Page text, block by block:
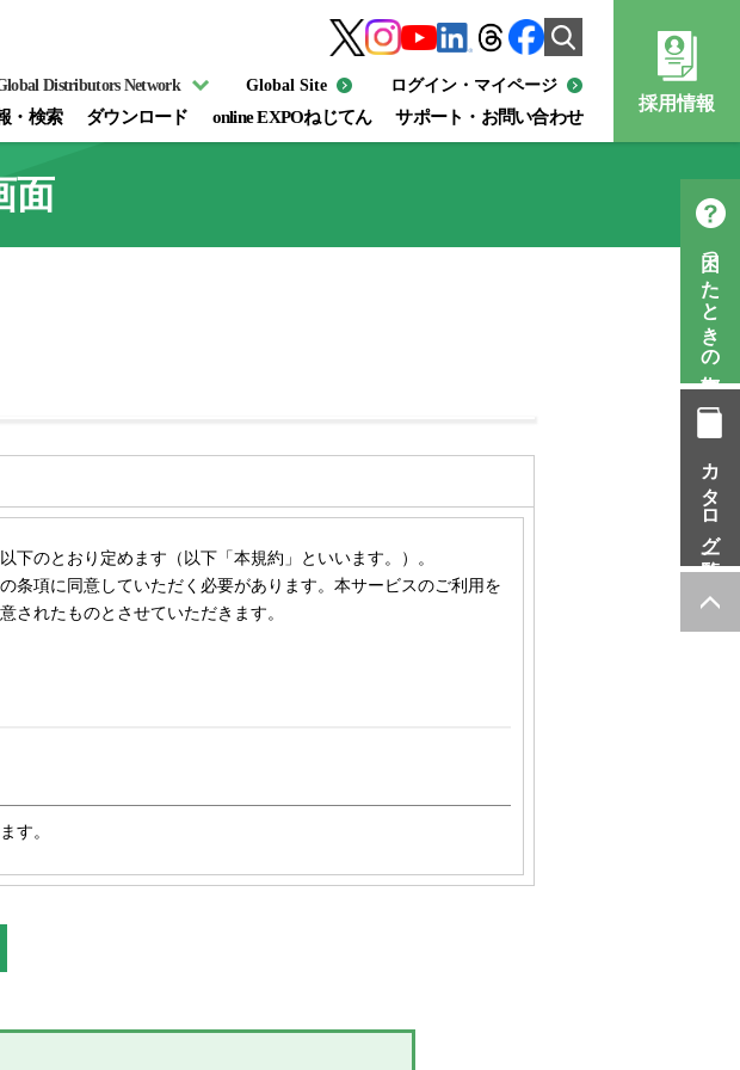
・検索 ダウンロード online EXPOねじてん サポート・お問い合わせ
Distributors Network Global Site ログイン・マイページ
採用情報
面
下のとおり定めます（以下「本規約」といいます。）。
条項に同意していただく必要があります。本サービスのご利用を
されたものとさせていただきます。
す。
製作所及び彌満和グループ各社（株式会社やまわエンジニ
）の総体又はその各々を意味します。
困ったときの知恵袋
カタログ一覧